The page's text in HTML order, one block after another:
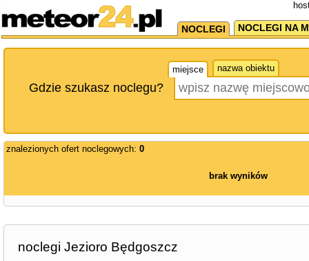
NOCLEGI NOCLEGI NA
miejsce nazwa obiektu
Gdzie szukasz noclegu?
znalezionych ofert noclegowych: 0
brak wyników
noclegi Jezioro Będgoszcz